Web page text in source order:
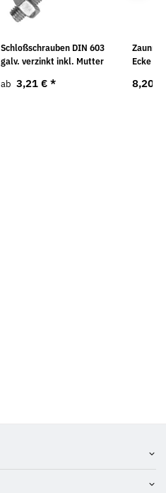
Schloßschrauben DIN 603
galv. verzinkt inkl. Mutter
ab 3,21 € *
Ecke
8,20